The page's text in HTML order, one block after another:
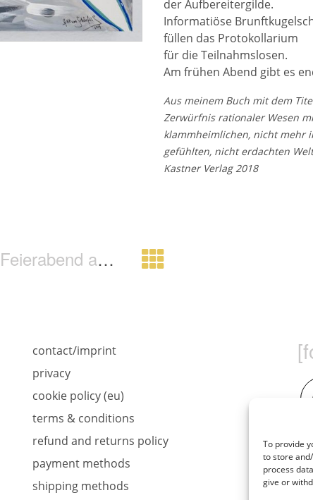
To provide
to store
process
give or
der Aufbereitergilde.
Informatiöse
füllen das Protokollarium
für die Teilnahmslosen.
Am frühen Abend gibt es
Aus meinem Buch mit dem
Zerwürfnis rationaler Wesen
klammheimlichen, nicht mehr
gefühlten, nicht erdachten
Kastner Verlag 2018
Club, fingerschnippend
contact/imprint
privacy
cookie policy (eu)
terms & conditions
refund and returns policy
payment methods
shipping methods